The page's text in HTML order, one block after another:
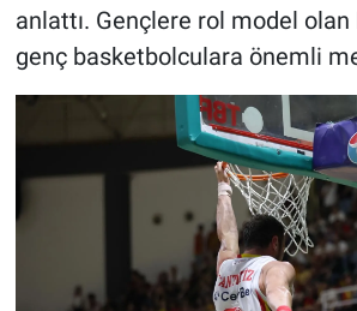
anlattı. Gençlere rol model
genç basketbolculara önemli